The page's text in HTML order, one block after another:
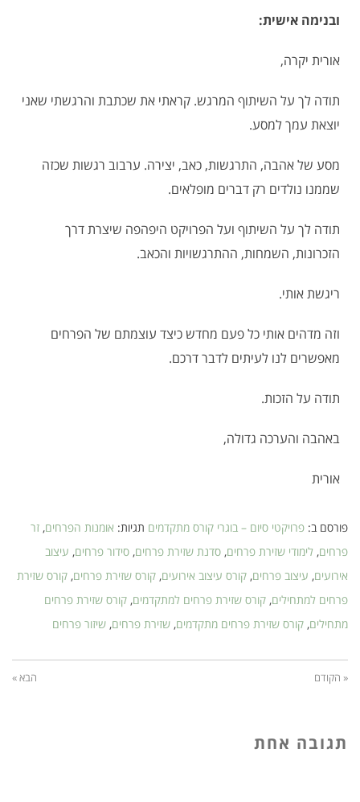
ובנימה אישית:
אורית יקרה,
תודה לך על השיתוף המרגש. קראתי את שכתבת והרגשתי שאני
יוצאת עמך למסע.
מסע של אהבה, התרגשות, כאב, יצירה. ערבוב רגשות שכזה
שממנו נולדים רק דברים מופלאים.
תודה לך על השיתוף ועל הפרויקט היפהפה שיצרת דרך
הזכרונות, השמחות, ההתרגשויות והכאב.
ריגשת אותי.
וזה מדהים אותי כל פעם מחדש כיצד עוצמתם של הפרחים
מאפשרים לנו לעיתים לדבר דרכם.
תודה על הזכות.
באהבה והערכה גדולה,
אורית
פורסם ב: פרויקטי סיום – בוגרי קורס מתקדמים תגיות: אומנות הפרחים, זר
פרחים, לימודי שזירת פרחים, סדנת שזירת פרחים, סידור פרחים, עיצוב
אירועים, עיצוב פרחים, קורס עיצוב אירועים, קורס שזירת פרחים, קורס שזירת
פרחים למתחילים, קורס שזירת פרחים למתקדמים, קורס שזירת פרחים
מתחילים, קורס שזירת פרחים מתקדמים, שזירת פרחים, שיזור פרחים
« הקודם הבא »
תגובה אחת